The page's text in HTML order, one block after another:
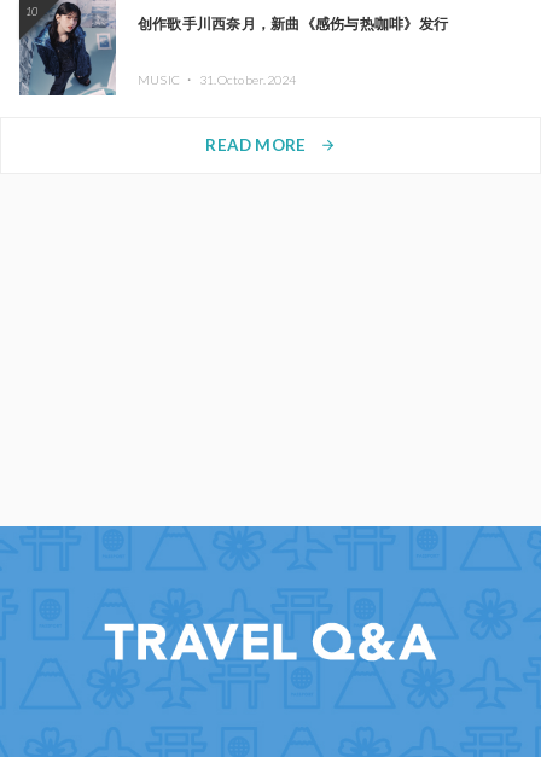
10
创作歌手川西奈月，新曲《感伤与热咖啡》发行
MUSIC ・ 31.October.2024
READ MORE arrow_forward